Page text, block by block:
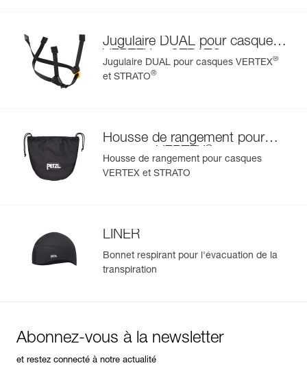
Jugulaire DUAL pour casques
VERTEX et STRATO
Jugulaire DUAL pour casques VERTEX®
et STRATO®
Housse de rangement pour
casques VERTEX
STRATO ®
Housse de rangement pour casques
VERTEX et STRATO
LINER
Bonnet respirant pour l'évacuation de la
transpiration
Abonnez-vous à la newsletter
et restez connecté à notre actualité